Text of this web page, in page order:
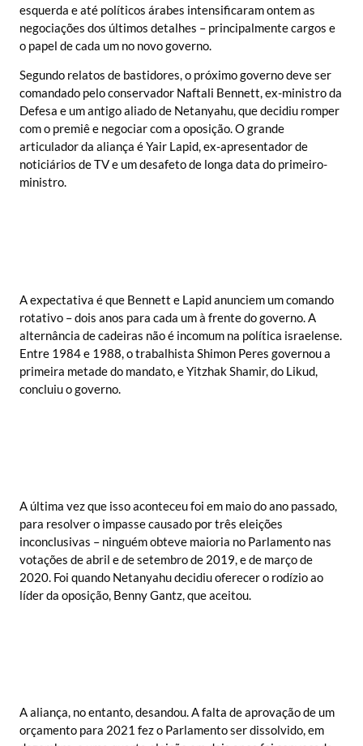
esquerda e até políticos árabes intensificaram ontem as
negociações dos últimos detalhes – principalmente cargos e
o papel de cada um no novo governo.
Segundo relatos de bastidores, o próximo governo deve ser
comandado pelo conservador Naftali Bennett, ex-ministro da
Defesa e um antigo aliado de Netanyahu, que decidiu romper
com o premiê e negociar com a oposição. O grande
articulador da aliança é Yair Lapid, ex-apresentador de
noticiários de TV e um desafeto de longa data do primeiro-
ministro.
A expectativa é que Bennett e Lapid anunciem um comando
rotativo – dois anos para cada um à frente do governo. A
alternância de cadeiras não é incomum na política israelense.
Entre 1984 e 1988, o trabalhista Shimon Peres governou a
primeira metade do mandato, e Yitzhak Shamir, do Likud,
concluiu o governo.
A última vez que isso aconteceu foi em maio do ano passado,
para resolver o impasse causado por três eleições
inconclusivas – ninguém obteve maioria no Parlamento nas
votações de abril e de setembro de 2019, e de março de
2020. Foi quando Netanyahu decidiu oferecer o rodízio ao
líder da oposição, Benny Gantz, que aceitou.
A aliança, no entanto, desandou. A falta de aprovação de um
orçamento para 2021 fez o Parlamento ser dissolvido, em